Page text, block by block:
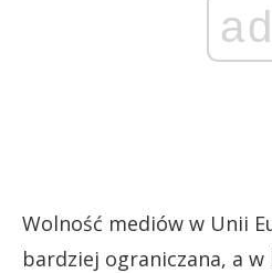
ad
Wolność mediów w Unii
bardziej ograniczana, a